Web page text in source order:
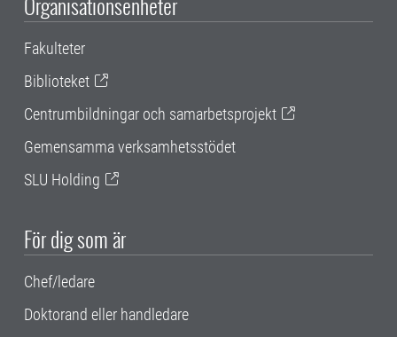
Fakulteter
Biblioteket
Centrumbildningar och samarbetsprojekt
Gemensamma verksamhetsstödet
SLU Holding
För dig som är
Chef/ledare
Doktorand eller handledare